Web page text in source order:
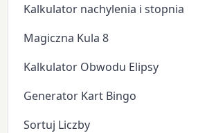
Kalkulator nachylenia i stopnia
Magiczna Kula 8
Kalkulator Obwodu Elipsy
Generator Kart Bingo
Sortuj Liczby